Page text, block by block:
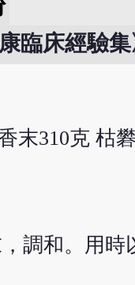
臨床經驗集
末310克 枯
調和。用時